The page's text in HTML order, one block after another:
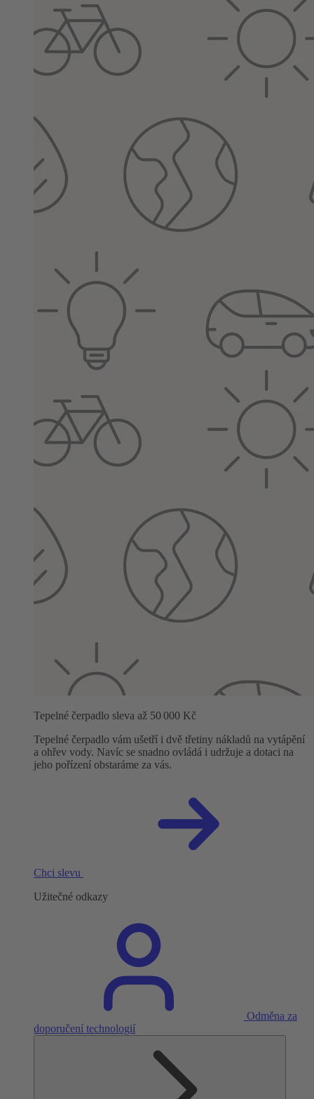
Tepelné čerpadlo sleva až 50 000 Kč
Tepelné čerpadlo vám ušetří i dvě třetiny nákladů na vytápění
a ohřev vody. Navíc se snadno ovládá i udržuje a dotaci na
jeho pořízení obstaráme za vás.
Chci slevu
Užitečné odkazy
Odměna za
doporučení technologií